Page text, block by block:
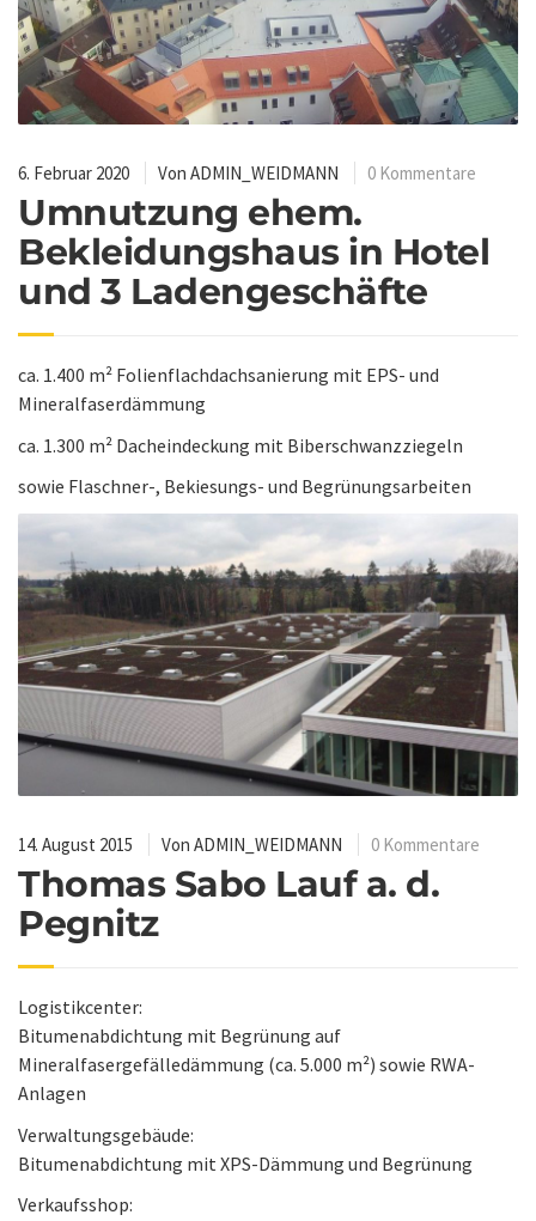
6. Februar 2020 Von ADMIN_WEIDMANN 0 Kommentare
Umnutzung ehem.
Bekleidungshaus in Hotel
und 3 Ladengeschäfte
ca. 1.400 m² Folienflachdachsanierung mit EPS- und
Mineralfaserdämmung
ca. 1.300 m² Dacheindeckung mit Biberschwanzziegeln
sowie Flaschner-, Bekiesungs- und Begrünungsarbeiten
14. August 2015 Von ADMIN_WEIDMANN 0 Kommentare
Thomas Sabo Lauf a. d.
Pegnitz
Logistikcenter:
Bitumenabdichtung mit Begrünung auf
Mineralfasergefälledämmung (ca. 5.000 m²) sowie RWA-
Anlagen
Verwaltungsgebäude:
Bitumenabdichtung mit XPS-Dämmung und Begrünung
Verkaufsshop: